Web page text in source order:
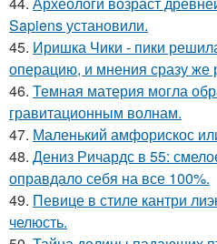
Sapiens установили.
45. Иришка Чики - пики
операцию, и мнения сразу же
46. Темная материя могла
гравитационным волнам.
47. Маленький амфорискос
48. Дениз Ричардс в 55:
оправдало себя на все 100%.
49. Певице в стиле кантри
челюсть.